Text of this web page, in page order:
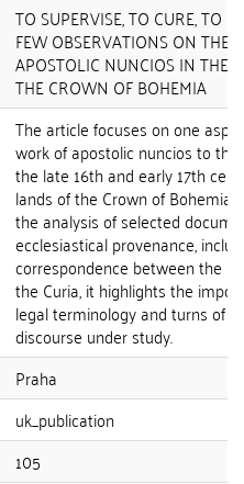
TO SUPERVISE, TO CURE, TO
FEW OBSERVATIONS ON THE
APOSTOLIC NUNCIOS IN THE
THE CROWN OF BOHEMIA
The article focuses on one
work of apostolic nuncios to
the late 16th and early 17th
lands of the Crown of Bohemia.
the analysis of selected
ecclesiastical provenance,
correspondence between the
the Curia, it highlights the
legal terminology and turns of
discourse under study.
Praha
uk_publication
105